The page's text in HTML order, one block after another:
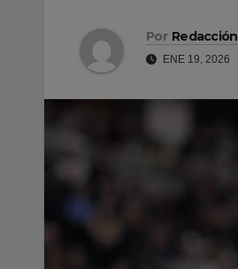
Por Redacción
ENE 19, 2026